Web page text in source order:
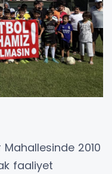
2010
faaliyet